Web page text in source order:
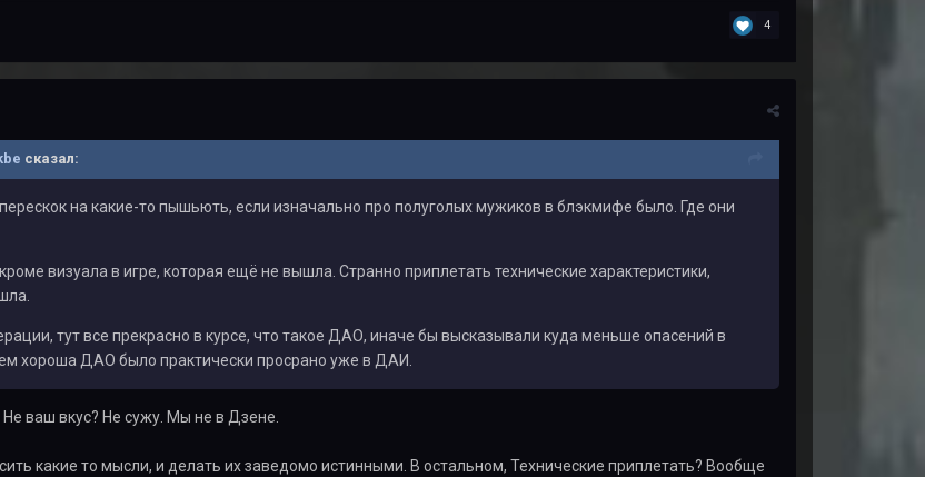
4
сказал:
на какие-то пышьють, если изначально про полуголых мужиков в блэкмифе было. Где они
визуала в игре, которая ещё не вышла. Странно приплетать технические характеристики,
тут все прекрасно в курсе, что такое ДАО, иначе бы высказывали куда меньше опасений в
хороша ДАО было практически просрано уже в ДАИ.
ваш вкус? Не сужу. Мы не в Дзене.
какие то мысли, и делать их заведомо истинными. В остальном, Технические приплетать? Вообще